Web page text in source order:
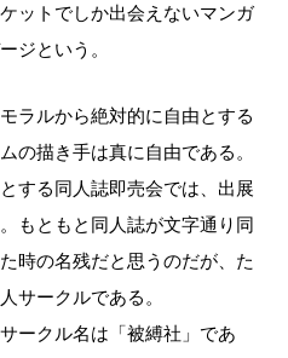
ットでしか出会えないマンガ
ジという。
ラルから絶対的に自由とする
の描き手は真に自由である。
する同人誌即売会では、出展
もともと同人誌が文字通り同
時の名残だと思うのだが、た
サークルである。
ークル名は「被縛社」であ